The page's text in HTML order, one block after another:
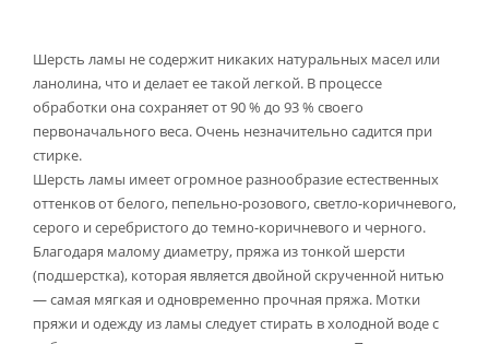
Шерсть ламы не содержит никаких натуральных масел или
ланолина, что и делает ее такой легкой. В процессе
обработки она сохраняет от 90 % до 93 % своего
первоначального веса. Очень незначительно садится при
стирке.
Шерсть ламы имеет огромное разнообразие естественных
оттенков от белого, пепельно-розового, светло-коричневого,
серого и серебристого до темно-коричневого и черного.
Благодаря малому диаметру, пряжа из тонкой шерсти
(подшерстка), которая является двойной скрученной нитью
— самая мягкая и одновременно прочная пряжа. Мотки
пряжи и одежду из ламы следует стирать в холодной воде с